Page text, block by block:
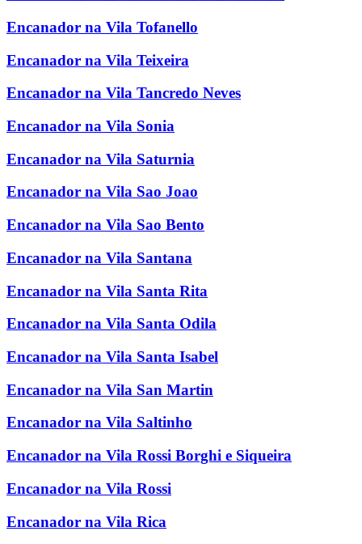
Encanador na Vila Tofanello
Encanador na Vila Teixeira
Encanador na Vila Tancredo Neves
Encanador na Vila Sonia
Encanador na Vila Saturnia
Encanador na Vila Sao Joao
Encanador na Vila Sao Bento
Encanador na Vila Santana
Encanador na Vila Santa Rita
Encanador na Vila Santa Odila
Encanador na Vila Santa Isabel
Encanador na Vila San Martin
Encanador na Vila Saltinho
Encanador na Vila Rossi Borghi e Siqueira
Encanador na Vila Rossi
Encanador na Vila Rica